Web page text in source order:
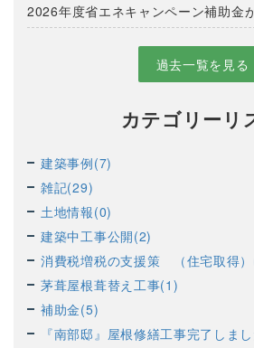
2026年度省エネキャンペーン補助金
過去一覧を見る
カテゴリーリ
建築事例(7)
雑記(29)
土地情報(0)
建築中工事公開(2)
消費税増税の支援策 （住宅取得
茅葺屋根葺替え工事(1)
補助金(5)
『南部邸』屋根修繕工事完了しま